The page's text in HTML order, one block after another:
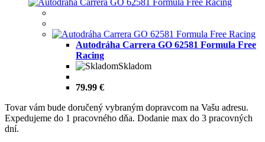
Autodráha Carrera GO 62581 Formula Free
Racing
Skladom
79.99 €
Tovar vám bude doručený vybraným dopravcom na Vašu adresu.
Expedujeme do 1 pracovného dňa. Dodanie max do 3 pracovných
dní.